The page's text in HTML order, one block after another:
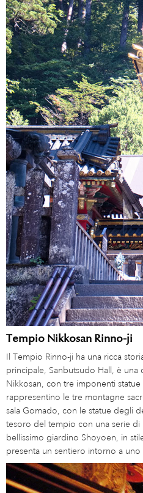
Tempio Nikkosan Rinno-ji
Il Tempio Rinno-ji ha una ricca
principale, Sanbutsudo Hall, è
Nikkosan, con tre imponenti
rappresentino le tre montagne
sala Gomado, con le statue degli
tesoro del tempio con una serie
bellissimo giardino Shoyoen, in
presenta un sentiero intorno a uno